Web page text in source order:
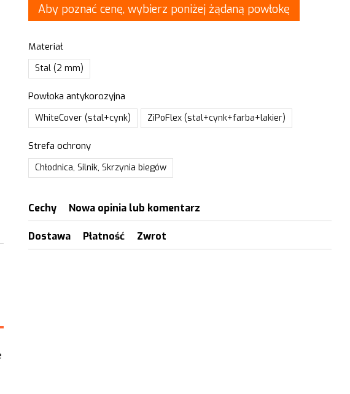
Aby poznać cenę, wybierz poniżej żądaną powłokę
Materiał
Stal (2 mm)
Powłoka antykorozyjna
WhiteCover (stal+cynk) ZiPoFlex (stal+cynk+farba+lakier)
Strefa ochrony
Chłodnica, Silnik, Skrzynia biegów
Cechy Nowa opinia lub komentarz
Dostawa Płatność Zwrot